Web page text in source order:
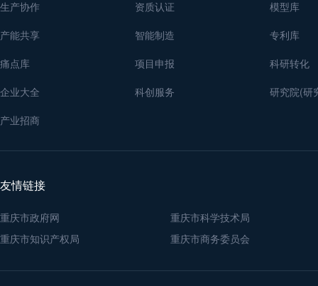
生产协作
产能共享
痛点库
企业大全
产业招商
资质认证
智能制造
项目申报
科创服务
模型库
专利库
科研转化
研究院(研
友情链接
重庆市政府网
重庆市科学技术局
重庆市知识产权局
重庆市商务委员会